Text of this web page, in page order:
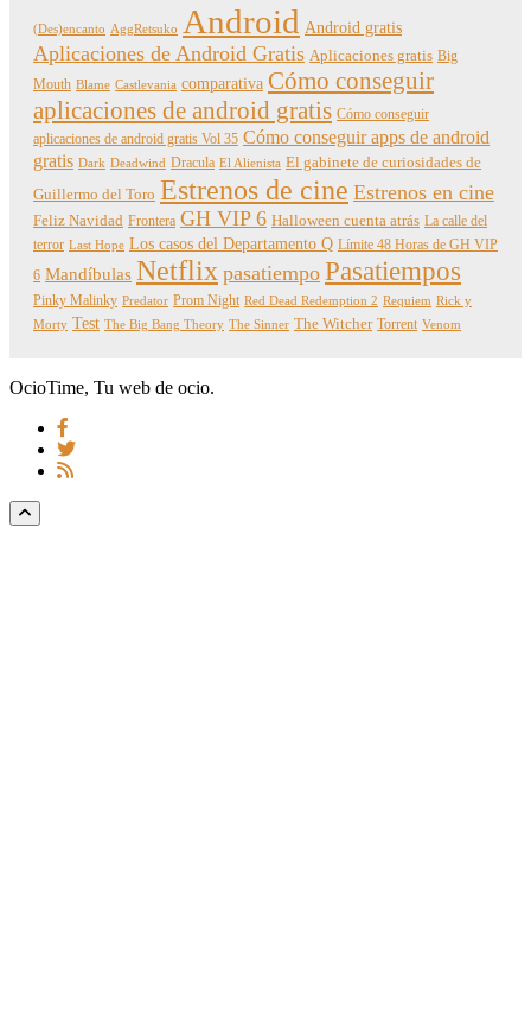
(Des)encanto AggRetsuko Android Android gratis
Aplicaciones de Android Gratis Aplicaciones gratis Big
Mouth Blame Castlevania comparativa Cómo conseguir
aplicaciones de android gratis Cómo conseguir
aplicaciones de android gratis Vol 35 Cómo conseguir apps de android
gratis Dark Deadwind Dracula El Alienista El gabinete de curiosidades de
Guillermo del Toro Estrenos de cine Estrenos en cine
Feliz Navidad Frontera GH VIP 6 Halloween cuenta atrás La calle del
terror Last Hope Los casos del Departamento Q Límite 48 Horas de GH VIP
6 Mandíbulas Netflix pasatiempo Pasatiempos
Pinky Malinky Predator Prom Night Red Dead Redemption 2 Requiem Rick y
Morty Test The Big Bang Theory The Sinner The Witcher Torrent Venom
OcioTime, Tu web de ocio.